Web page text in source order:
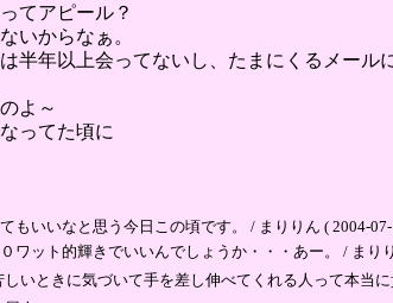
てアピール？
いからなぁ。
半年以上会ってないし、たまにくるメール
よ～
ってた頃に
いいなと思う今日この頃です。 / まりりん ( 2004-07-
ット的輝きでいいんでしょうか・・・あー。 / まり
いときに気づいて手を差し伸べてくれる人って本当